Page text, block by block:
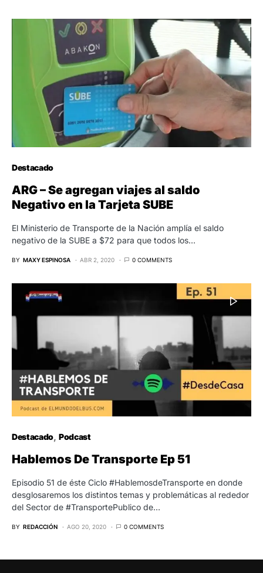
Destacado
ARG – Se agregan viajes al saldo
Negativo en la Tarjeta SUBE
El Ministerio de Transporte de la Nación amplía el saldo
negativo de la SUBE a $72 para que todos los…
BY MAXY ESPINOSA ABR 2, 2020 0 COMMENTS
Destacado Podcast
Hablemos De Transporte Ep 51
Episodio 51 de éste Ciclo #HablemosdeTransporte en donde
desglosaremos los distintos temas y problemáticas al rededor
del Sector de #TransportePublico de…
BY REDACCIÓN AGO 20, 2020 0 COMMENTS